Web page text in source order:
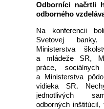
Odborníci načrtli
odborného
Na konferencii
Svetovej
Ministerstva
a mládeže SR,
práce,
a Ministerstva
vidieka SR.
jednotlivých
odborných inštitúcií,